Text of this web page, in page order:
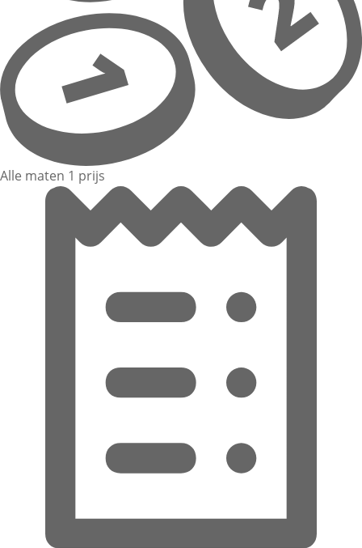
Alle maten 1 prijs